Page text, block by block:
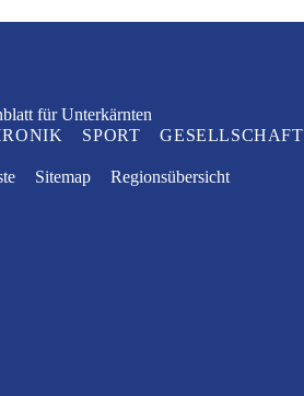
für Unterkärnten
SPORT GESELLSCHAFT
Sitemap
Regionsübersicht